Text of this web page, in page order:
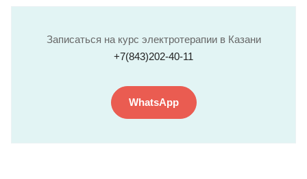
Записаться на курс электротерапии в Казани
+7(843)202-40-11
WhatsApp